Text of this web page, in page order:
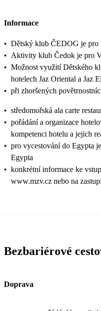
Informace
• Dětský klub ČEDOG je pro
• Aktivity klub Čedok je pro
• Možnost využití Dětského
hotelech Jaz Oriental a Jaz
• při zhoršených
• středomořská ala carte
• pořádání a organizace
kompetenci hotelu a jejich
• pro vycestování do Egypta
Egypta
• konkrétní informace ke
www.mzv.cz nebo na
Bezbariérové
Doprava